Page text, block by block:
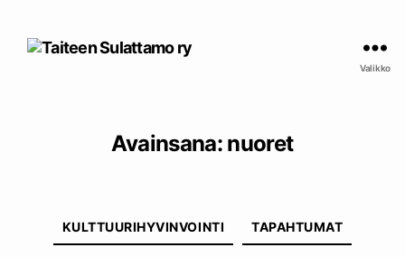
Valikko
Avainsana: nuoret
KULTTUURIHYVINVOINTI TAPAHTUMAT